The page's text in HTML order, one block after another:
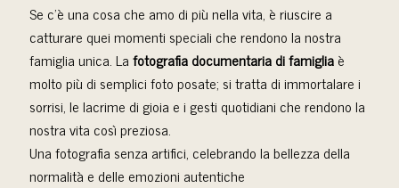
Se c’è una cosa che amo di più nella vita, è riuscire a
catturare quei momenti speciali che rendono la nostra
famiglia unica. Lafotografia documentaria di famigliaè
molto più di semplici foto posate; si tratta di immortalare i
sorrisi, le lacrime di gioia e i gesti quotidiani che rendono la
nostra vita così preziosa.
Una fotografia senza artifici, celebrando la bellezza della
normalità e delle emozioni autentiche